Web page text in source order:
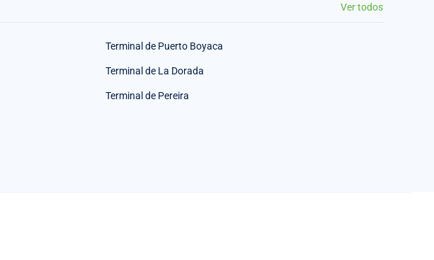
Ver todos
Terminal de Puerto Boyaca
Terminal de La Dorada
Terminal de Pereira